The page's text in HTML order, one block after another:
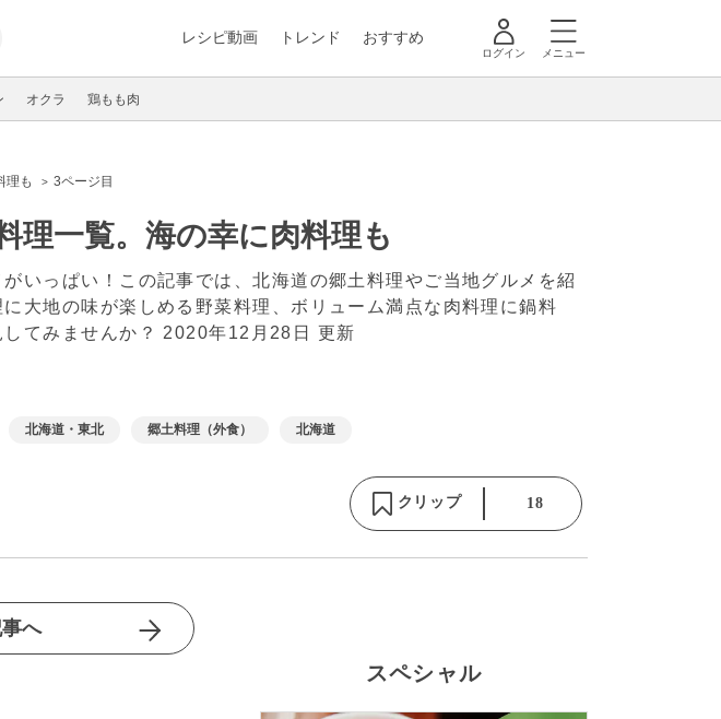
レシピ動画 トレンド おすすめ
ログイン メニュー
オクラ 鶏もも肉
理も 3ページ目
理一覧。海の幸に肉料理も
いっぱい！この記事では、北海道の郷土料理やご当地グルメを紹
大地の味が楽しめる野菜料理、ボリューム満点な肉料理に鍋料
てみませんか？ 2020年12月28日 更新
北海道・東北 郷土料理（外食） 北海道
クリップ 18
へ
スペシャル